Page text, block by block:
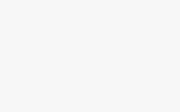
аналізу: